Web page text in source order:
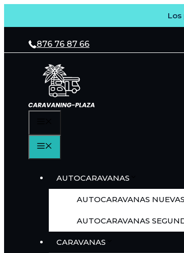
contenido
876 76 87 66
AUTOCARAVANAS
AUTOCARAVANAS NUEVAS
AUTOCARAVANAS
CARAVANAS